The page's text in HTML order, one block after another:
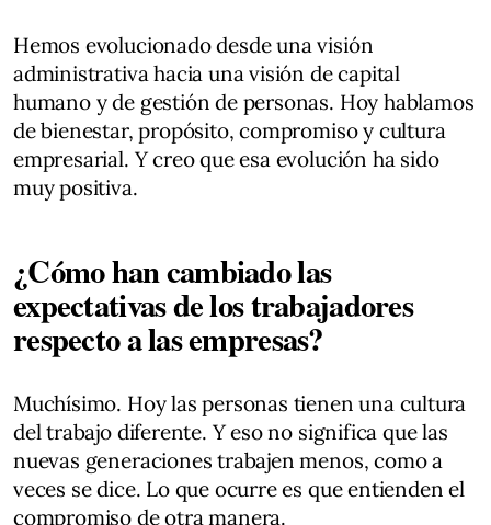
Hemos evolucionado desde una visión
administrativa hacia una visión de capital
humano y de gestión de personas. Hoy hablamos
de bienestar, propósito, compromiso y cultura
empresarial. Y creo que esa evolución ha sido
muy positiva.
¿Cómo han cambiado las
expectativas de los trabajadores
respecto a las empresas?
Muchísimo. Hoy las personas tienen una cultura
del trabajo diferente. Y eso no significa que las
nuevas generaciones trabajen menos, como a
veces se dice. Lo que ocurre es que entienden el
compromiso de otra manera.